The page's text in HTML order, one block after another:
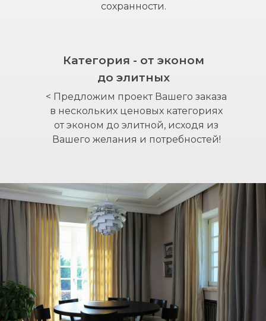
сохранности.
Категория - от эконом
до элитных
< Предложим проект Вашего заказа
в нескольких ценовых категориях
от эконом до элитной, исходя из
Вашего желания и потребностей!